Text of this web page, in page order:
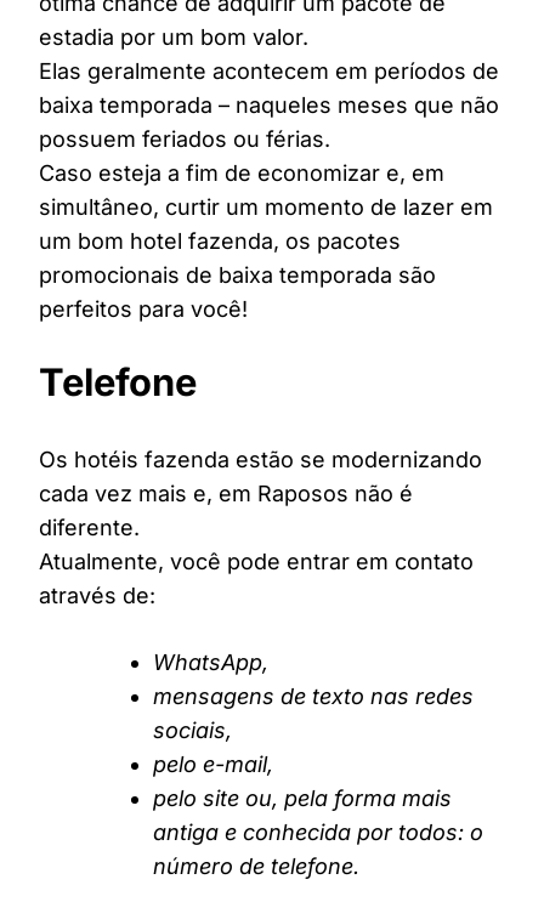
estadia por um bom valor.
Elas geralmente acontecem em períodos de
baixa temporada – naqueles meses que não
possuem feriados ou férias.
Caso esteja a fim de economizar e, em
simultâneo, curtir um momento de lazer em
um bom hotel fazenda, os pacotes
promocionais de baixa temporada são
perfeitos para você!
Telefone
Os hotéis fazenda estão se modernizando
cada vez mais e, em Raposos não é
diferente.
Atualmente, você pode entrar em contato
através de:
WhatsApp,
mensagens de texto nas redes
sociais,
pelo e-mail,
pelo site ou, pela forma mais
antiga e conhecida por todos: o
número de telefone.